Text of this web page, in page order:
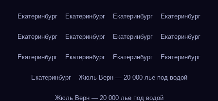
Екатеринбург Екатеринбург Екатеринбург Екатеринбург
Екатеринбург Екатеринбург Екатеринбург Екатеринбург
Екатеринбург Екатеринбург Екатеринбург Екатеринбург
Екатеринбург Жюль Верн — 20 000 лье под водой
Жюль Верн — 20 000 лье под водой